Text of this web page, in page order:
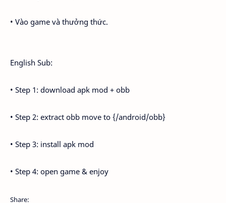
• Vào game và thưởng thức.
English Sub:
• Step 1: download apk mod + obb
• Step 2: extract obb move to {/android/obb}
• Step 3: install apk mod
• Step 4: open game & enjoy